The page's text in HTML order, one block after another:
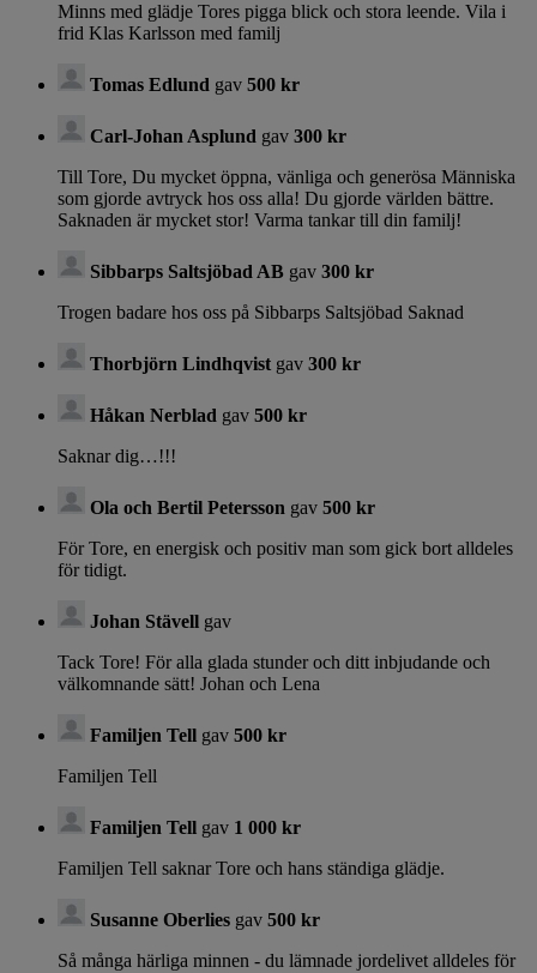
Minns med glädje Tores pigga blick och stora leende. Vila i
frid Klas Karlsson med familj
Tomas Edlund gav 500 kr
Carl-Johan Asplund gav 300 kr
Till Tore, Du mycket öppna, vänliga och generösa Människa
som gjorde avtryck hos oss alla! Du gjorde världen bättre.
Saknaden är mycket stor! Varma tankar till din familj!
Sibbarps Saltsjöbad AB gav 300 kr
Trogen badare hos oss på Sibbarps Saltsjöbad Saknad
Thorbjörn Lindhqvist gav 300 kr
Håkan Nerblad gav 500 kr
Saknar dig…!!!
Ola och Bertil Petersson gav 500 kr
För Tore, en energisk och positiv man som gick bort alldeles
för tidigt.
Johan Stävell gav
Tack Tore! För alla glada stunder och ditt inbjudande och
välkomnande sätt! Johan och Lena
Familjen Tell gav 500 kr
Familjen Tell
Familjen Tell gav 1 000 kr
Familjen Tell saknar Tore och hans ständiga glädje.
Susanne Oberlies gav 500 kr
Så många härliga minnen - du lämnade jordelivet alldeles för